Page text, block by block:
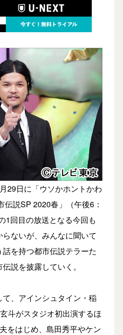
29日に「ウソかホントかわ
説SP 2020春」（午後6：
1回目の放送となる今回も
らないが、みんなに聞いて
を持つ都市伝説テラーた
説を披露していく。
、アインシュタイン・稲
斗がスタジオ初出演するほ
をはじめ、島田秀平やケン